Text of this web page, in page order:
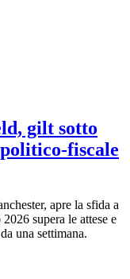
gilt sotto
fiscale
apre la sfida a
supera le attese e
una settimana.